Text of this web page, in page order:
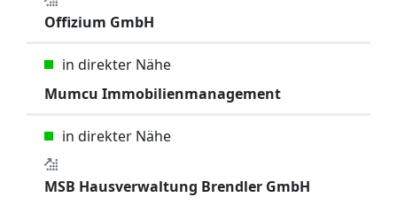
Offizium GmbH
in direkter Nähe
Mumcu Immobilienmanagement
in direkter Nähe
MSB Hausverwaltung Brendler GmbH